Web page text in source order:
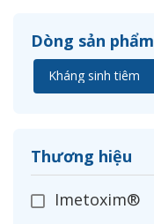
Dòng sản phẩm
Thương hiệu
Imetoxim®